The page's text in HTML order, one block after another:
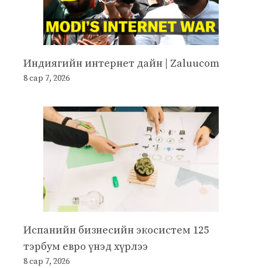
Индиягийн интернет дайн | Zaluucom
8 сар 7, 2026
Испанийн бизнесийн экосистем 125
тэрбум евро үнэд хүрлээ
8 сар 7, 2026